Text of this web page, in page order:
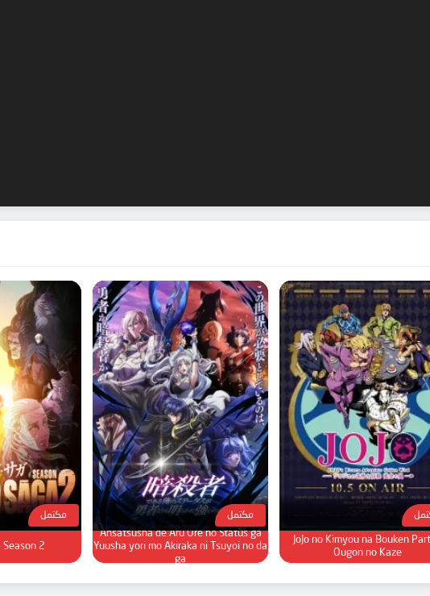
JoJo no Kimyou na Bouken
Ougon no Kaze
مكتمل
Ansatsusha de Aru Ore no Status ga
Yuusha yori mo Akiraka ni Tsuyoi no da
ga
مكتمل
Season 2